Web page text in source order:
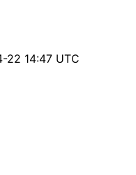
22 14:47 UTC